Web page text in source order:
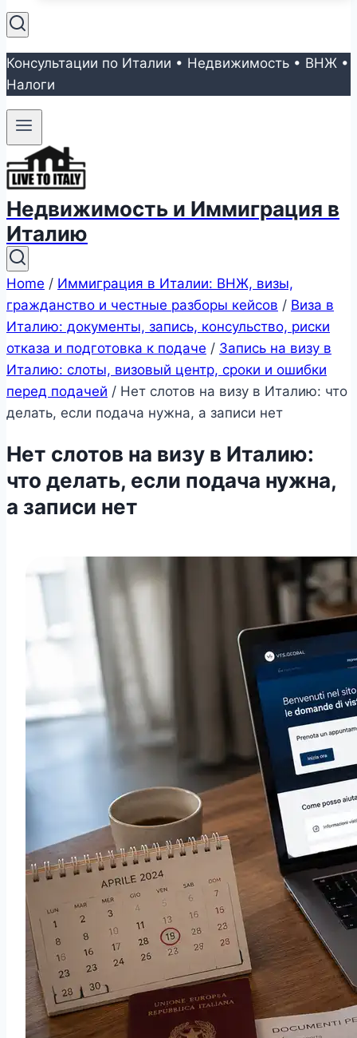
Консультации по Италии • Недвижимость • ВНЖ •
Налоги
Недвижимость и Иммиграция в
Италию
Home / Иммиграция в Италии: ВНЖ, визы,
гражданство и честные разборы кейсов / Виза в
Италию: документы, запись, консульство, риски
отказа и подготовка к подаче / Запись на визу в
Италию: слоты, визовый центр, сроки и ошибки
перед подачей / Нет слотов на визу в Италию: что
делать, если подача нужна, а записи нет
Нет слотов на визу в Италию:
что делать, если подача нужна,
а записи нет